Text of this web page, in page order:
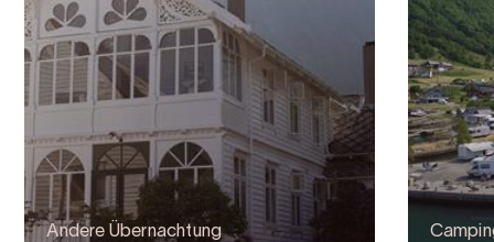
Andere Übernachtung